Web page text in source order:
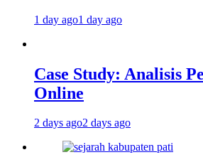
1 day ago1 day ago
Case Study: Analisis
Online
2 days ago2 days ago